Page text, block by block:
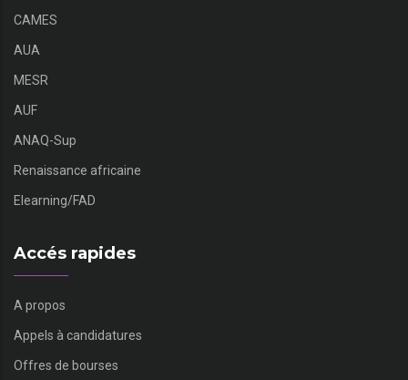
CAMES
AUA
MESR
AUF
ANAQ-Sup
Renaissance africaine
Elearning/FAD
Accés rapides
A propos
Appels à candidatures
Offres de bourses